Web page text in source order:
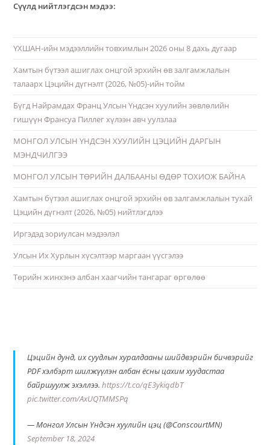
Сүүлд нийтлэгдсэн мэдээ:
ҮХШАН-ийн мэдээллийн товхимлын 2026 оны 8 дахь дугаар
Хамтын бүтээл ашиглах онцгой эрхийн өв залгамжлалын
талаарх Цэцийн дүгнэлт (2026, №05)-ийн тойм
Бүгд Найрамдах Франц Улсын Үндсэн хуулийн зөвлөлийн
гишүүн Франсуа Пиллег хүлээн авч уулзлаа
МОНГОЛ УЛСЫН ҮНДСЭН ХУУЛИЙН ЦЭЦИЙН ДАРГЫН
МЭНДЧИЛГЭЭ
МОНГОЛ УЛСЫН ТӨРИЙН ДАЛБААНЫ ӨДӨР ТОХИОЖ БАЙНА
Хамтын бүтээл ашиглах онцгой эрхийн өв залгамжлалын тухай
Цэцийн дүгнэлт (2026, №05) нийтлэгдлээ
Иргэдэд зориулсан мэдээлэл
Улсын Их Хурлын хүсэлтээр маргаан үүсгэлээ
Төрийн жинхэнэ албан хаагчийн тангараг өргөлөө
Цэцийн дунд, их суудлын хуралдааны шийдвэрийн бичвэрийг
PDF хэлбэрт шилжүүлэн албан ёсны цахим хуудастаа
байршуулж эхэллээ.https://t.co/qE3ykiqdbT
pic.twitter.com/AxUQTMMSPq
— Монгол Улсын Үндсэн хуулийн цэц (@ConscourtMN)
September 18, 2024